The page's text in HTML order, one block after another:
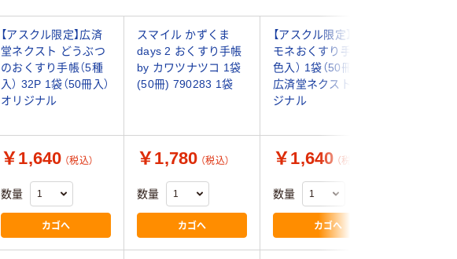
【アスクル限定】広済
堂ネクスト どうぶつ
のおくすり手帳（5種
入） 32P 1袋（50冊入）
オリジナル
スマイル かずくま
days 2 おくすり手帳
by カワツナツコ 1袋
(50冊) 790283 1袋
【アスクル限定】アネ
モネおくすり手帳（5
色入） 1袋（50冊入）
広済堂ネクスト オリ
ジナル
￥1,640 （税込）
数量
カゴへ
￥1,780 （税込）
数量
カゴへ
￥1,640 （税込）
数量
カゴへ